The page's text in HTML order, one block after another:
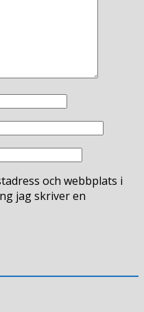
och webbplats i
jag skriver en